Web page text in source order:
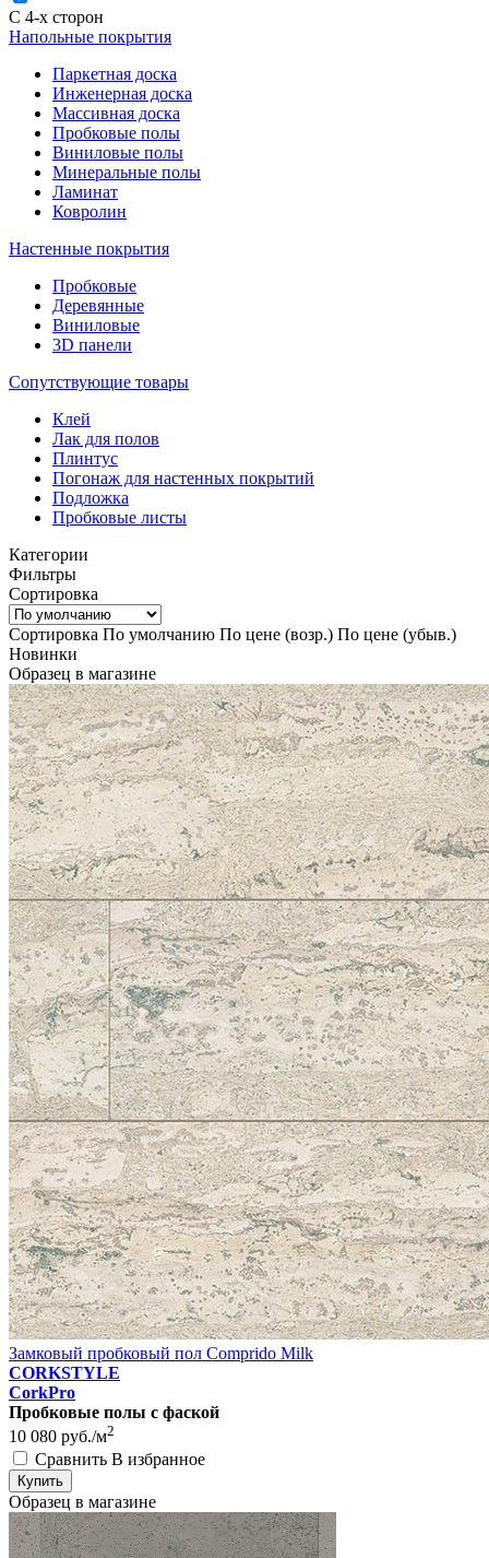
С 4-х сторон
Напольные покрытия
Паркетная доска
Инженерная доска
Массивная доска
Пробковые полы
Виниловые полы
Минеральные полы
Ламинат
Ковролин
Настенные покрытия
Пробковые
Деревянные
Виниловые
3D панели
Сопутствующие товары
Клей
Лак для полов
Плинтус
Погонаж для настенных покрытий
Подложка
Пробковые листы
Категории
Фильтры
Сортировка
Сортировка По умолчанию По цене (возр.) По цене (убыв.)
Новинки
Образец в магазине
Замковый пробковый пол Comprido Milk
CORKSTYLE
CorkPro
Пробковые полы с фаской
10 080 руб./м2
Сравнить В избранное
Купить
Образец в магазине